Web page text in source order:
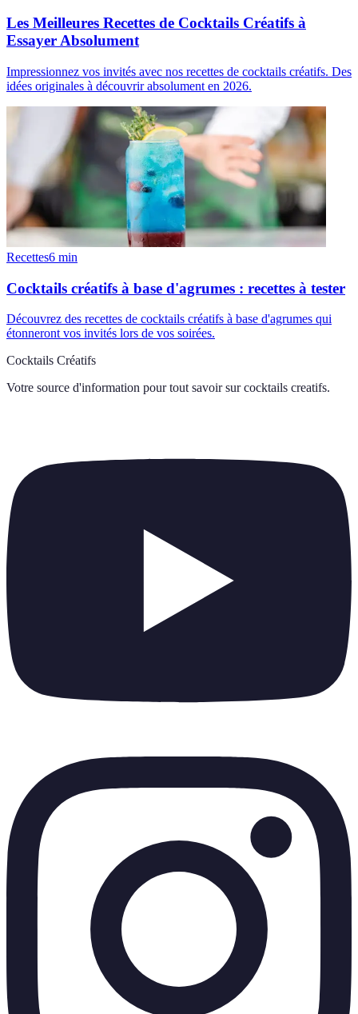
Les Meilleures Recettes de Cocktails Créatifs à
Essayer Absolument
Impressionnez vos invités avec nos recettes de cocktails créatifs. Des
idées originales à découvrir absolument en 2026.
Recettes6 min
Cocktails créatifs à base d'agrumes : recettes à tester
Découvrez des recettes de cocktails créatifs à base d'agrumes qui
étonneront vos invités lors de vos soirées.
Cocktails Créatifs
Votre source d'information pour tout savoir sur cocktails creatifs.